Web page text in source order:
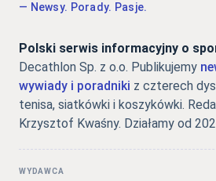
— Newsy. Porady. Pasje.
Polski serwis informacyjny o
Decathlon Sp. z o.o. Publikujemy
wywiady i poradniki z czterech
tenisa, siatkówki i koszykówki.
Krzysztof Kwaśny. Działamy od
WYDAWCA